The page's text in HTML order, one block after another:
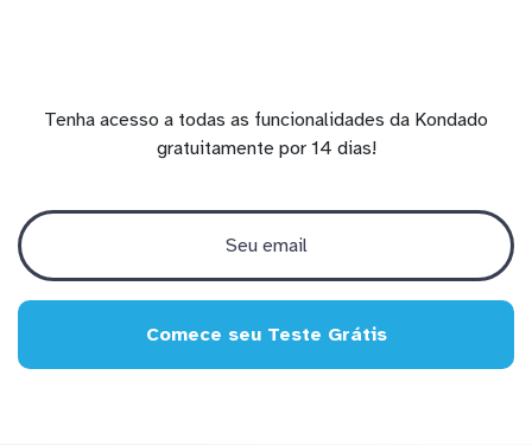
Tenha acesso a todas as funcionalidades da Kondado
gratuitamente por 14 dias!
Comece seu Teste Grátis